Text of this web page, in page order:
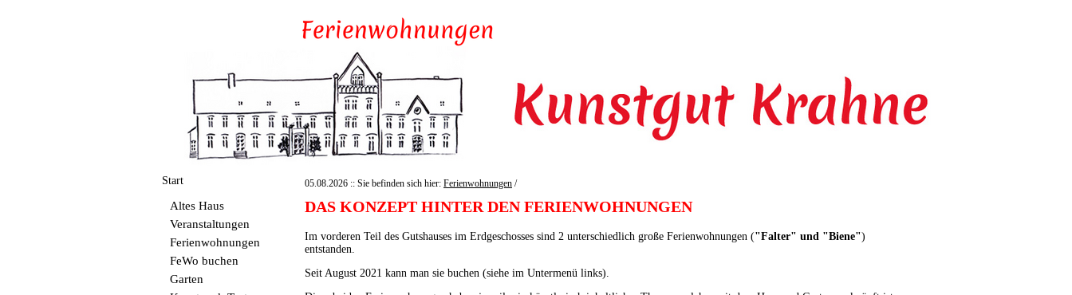
Start
Altes Haus
Veranstaltungen
Ferienwohnungen
FeWo buchen
Garten
05.08.2026 :: Sie befinden sich hier: Ferienwohnungen /
DAS KONZEPT HINTER DEN FERIENWOHNUNGEN
Im vorderen Teil des Gutshauses im Erdgeschosses sind 2 unterschiedlich große Ferienwohnungen ("Falter" und "Biene")
entstanden.
Seit August 2021 kann man sie buchen (siehe im Untermenü links).